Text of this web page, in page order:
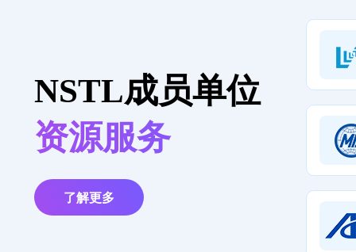
NSTL成员单位
资源服务
了解更多